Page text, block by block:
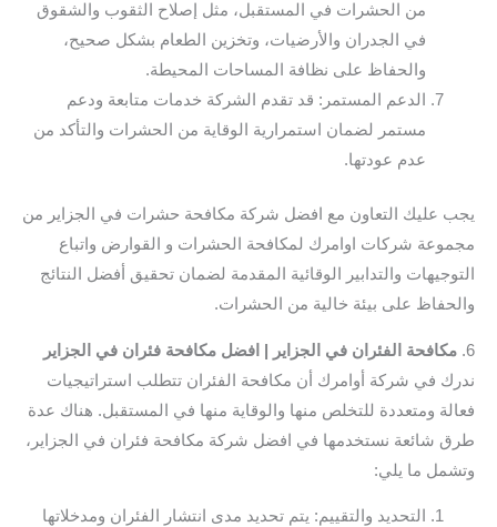
من الحشرات في المستقبل، مثل إصلاح الثقوب والشقوق
في الجدران والأرضيات، وتخزين الطعام بشكل صحيح،
والحفاظ على نظافة المساحات المحيطة.
الدعم المستمر: قد تقدم الشركة خدمات متابعة ودعم
مستمر لضمان استمرارية الوقاية من الحشرات والتأكد من
عدم عودتها.
يجب عليك التعاون مع افضل شركة مكافحة حشرات في الجزاير من
مجموعة شركات اوامرك لمكافحة الحشرات و القوارض واتباع
التوجيهات والتدابير الوقائية المقدمة لضمان تحقيق أفضل النتائج
والحفاظ على بيئة خالية من الحشرات.
6. مكافحة الفئران في الجزاير | افضل مكافحة فئران في الجزاير
ندرك في شركة أوامرك أن مكافحة الفئران تتطلب استراتيجيات
فعالة ومتعددة للتخلص منها والوقاية منها في المستقبل. هناك عدة
طرق شائعة نستخدمها في افضل شركة مكافحة فئران في الجزاير،
وتشمل ما يلي:
التحديد والتقييم: يتم تحديد مدى انتشار الفئران ومدخلاتها